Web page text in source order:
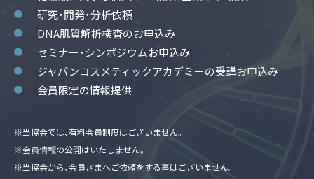
研究・開発・分析依頼
DNA肌質解析検査のお申込み
セミナー・シンポジウムお申込み
ジャパンコスメティックアカデミーの受講お申込み
会員限定の情報提供
※当協会では、有料会員制度はございません。
※会員情報の公開はいたしません。
※当協会から、会員さまへご依頼をする事はございません。